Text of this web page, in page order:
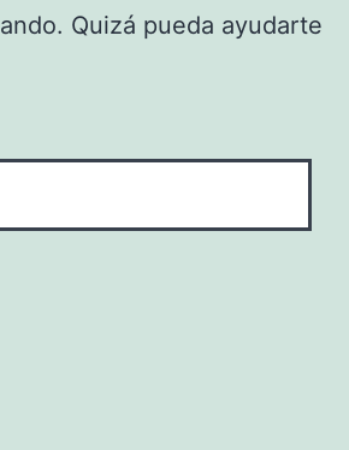
Quizá pueda ayudarte